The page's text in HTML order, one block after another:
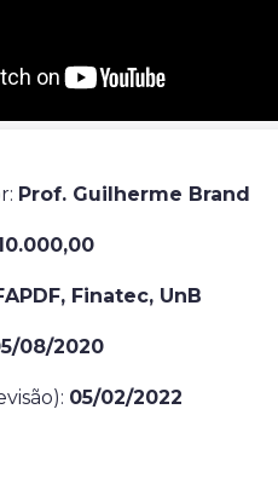
Prof. Guilherme Brand
Finatec, UnB
08/2020
05/02/2022